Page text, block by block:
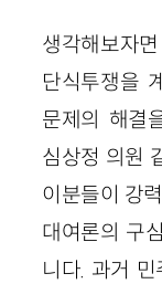
생각해보자
단식투쟁을
문제의 해결
심상정 의원
이분들이 강
대여론의 구
니다. 과거